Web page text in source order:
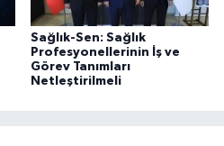
Sağlık-Sen: Sağlık
Profesyonellerinin İş ve
Görev Tanımları
Netleştirilmeli